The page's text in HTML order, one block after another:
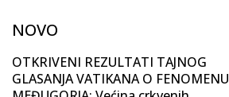
NOVO
OTKRIVENI REZULTATI TAJNOG
GLASANJA VATIKANA O FENOMENU